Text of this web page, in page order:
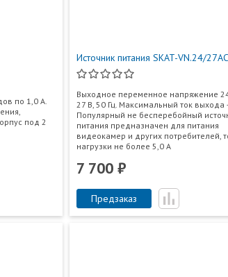
по 1,0 А.
под 2
Источник питания SKAT-VN.24/27АС
Выходное переменное напряжение
27 В, 50 Гц. Максимальный ток выхода
Популярный не бесперебойный
питания предназначен для питания
видеокамер и других потребителей,
нагрузки не более 5,0 А
7 700 ₽
Предзаказ